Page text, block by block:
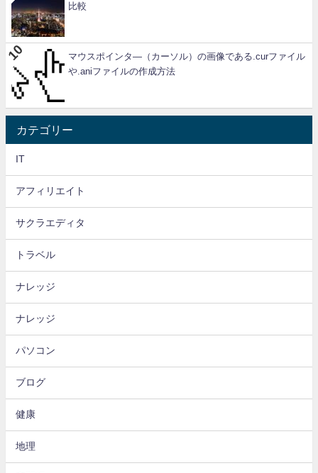
比較
マウスポインタ―（カーソル）の画像である.curファイル
や.aniファイルの作成方法
カテゴリー
IT
アフィリエイト
サクラエディタ
トラベル
ナレッジ
ナレッジ
パソコン
ブログ
健康
地理